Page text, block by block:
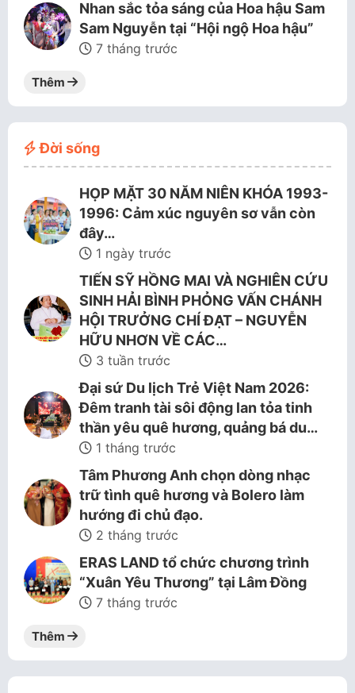
Nhan sắc tỏa sáng của Hoa hậu Sam
Sam Nguyễn tại “Hội ngộ Hoa hậu”
7 tháng trước
Thêm
Đời sống
HỌP MẶT 30 NĂM NIÊN KHÓA 1993-
1996: Cảm xúc nguyên sơ vẫn còn
đây…
1 ngày trước
TIẾN SỸ HỒNG MAI VÀ NGHIÊN CỨU
SINH HẢI BÌNH PHỎNG VẤN CHÁNH
HỘI TRƯỞNG CHÍ ĐẠT – NGUYỄN
HỮU NHƠN VỀ CÁC…
3 tuần trước
Đại sứ Du lịch Trẻ Việt Nam 2026:
Đêm tranh tài sôi động lan tỏa tinh
thần yêu quê hương, quảng bá du…
1 tháng trước
Tâm Phương Anh chọn dòng nhạc
trữ tình quê hương và Bolero làm
hướng đi chủ đạo.
2 tháng trước
ERAS LAND tổ chức chương trình
“Xuân Yêu Thương” tại Lâm Đồng
7 tháng trước
Thêm